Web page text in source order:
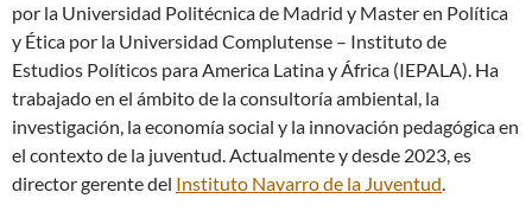
por la Universidad Politécnica de Madrid y Master en Política
y Ética por la Universidad Complutense – Instituto de
Estudios Políticos para America Latina y África (IEPALA). Ha
trabajado en el ámbito de la consultoría ambiental, la
investigación, la economía social y la innovación pedagógica en
el contexto de la juventud. Actualmente y desde 2023, es
director gerente del Instituto Navarro de la Juventud.